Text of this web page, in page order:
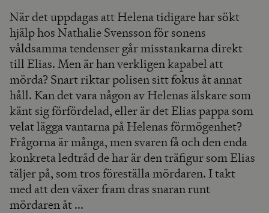
När det uppdagas att Helena tidigare har sökt
hjälp hos Nathalie Svensson för sonens
våldsamma tendenser går misstankarna direkt
till Elias. Men är han verkligen kapabel att
mörda? Snart riktar polisen sitt fokus åt annat
håll. Kan det vara någon av Helenas älskare som
känt sig förfördelad, eller är det Elias pappa som
velat lägga vantarna på Helenas förmögenhet?
Frågorna är många, men svaren få och den enda
konkreta ledtråd de har är den träfigur som Elias
täljer på, som tros föreställa mördaren. I takt
med att den växer fram dras snaran runt
mördaren åt ...